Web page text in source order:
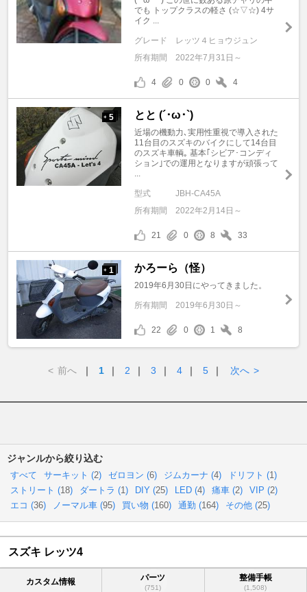
でも トップクラスの軽さ (⁠☆⁠▽⁠☆⁠) 4サ
イク ...
グレード
レッツ４ヒョウジュン
所有期間
2022年7月31日～
4 0 0 4
+ 5 とと (´･ω･`)
近場の機動力､実用性重視で導入された
11台目のスズキのバイクにして14台目
のスズキ車輌｡ 基本｢シビア･コンディ
ション｣での運用となりますが頑張って
...
型式
JBH-CA45A
所有期間
2022年2月14日～
21 0 8 33
+ 1 かろーら（怪）
2019年6月30日にやってきました。
所有期間 2019年6月30日～
22 0 1 8
< 前へ ｜ 1 ｜ 2 ｜ 3 ｜ 4 ｜ 5 ｜ 次へ >
ジャンルから絞り込む
すべて サーキット (2) ゼロヨン (6) ジムカーナ (4) ドリフト (1 )
ストリート (18) ダートラ (1 ) DIY (25) LED (4) 痛車 (2) VIP (2)
エコ (36) ノーマル車 (95) 買い物 (160) 通勤 (164) その他 (25)
スズキ レッツ4
カスタム情報 パーツ
(751)
整備手帳
(1,508)